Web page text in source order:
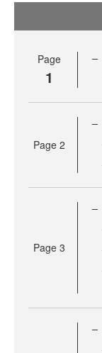
Page
1
Page 2
Page 3